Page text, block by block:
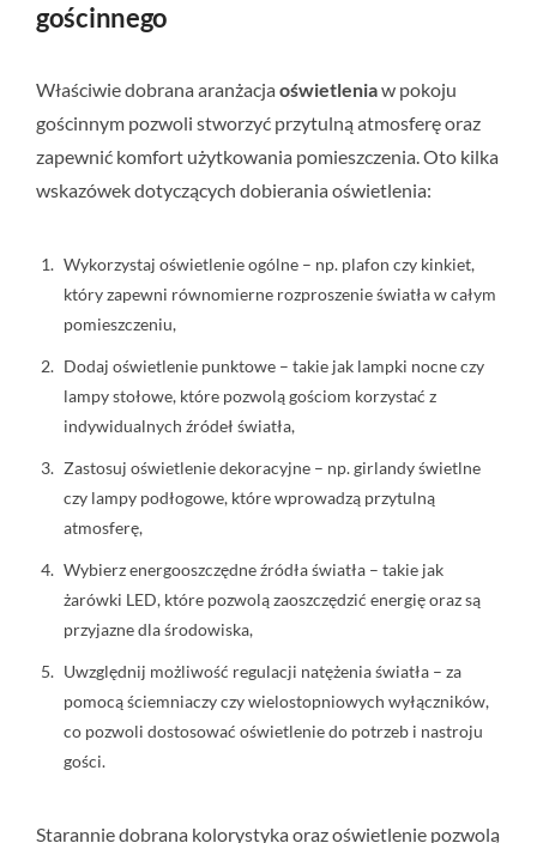
gościnnego
Właściwie dobrana aranżacjaoświetleniaw pokoju
gościnnym pozwoli stworzyć przytulną atmosferę oraz
zapewnić komfort użytkowania pomieszczenia. Oto kilka
wskazówek dotyczących dobierania oświetlenia:
Wykorzystaj oświetlenie ogólne – np. plafon czy kinkiet,
który zapewni równomierne rozproszenie światła w całym
pomieszczeniu,
Dodaj oświetlenie punktowe – takie jak lampki nocne czy
lampy stołowe, które pozwolą gościom korzystać z
indywidualnych źródeł światła,
Zastosuj oświetlenie dekoracyjne – np. girlandy świetlne
czy lampy podłogowe, które wprowadzą przytulną
atmosferę,
Wybierz energooszczędne źródła światła – takie jak
żarówki LED, które pozwolą zaoszczędzić energię oraz są
przyjazne dla środowiska,
Uwzględnij możliwość regulacji natężenia światła – za
pomocą ściemniaczy czy wielostopniowych wyłączników,
co pozwoli dostosować oświetlenie do potrzeb i nastroju
gości.
Starannie dobrana kolorystyka oraz oświetlenie pozwolą